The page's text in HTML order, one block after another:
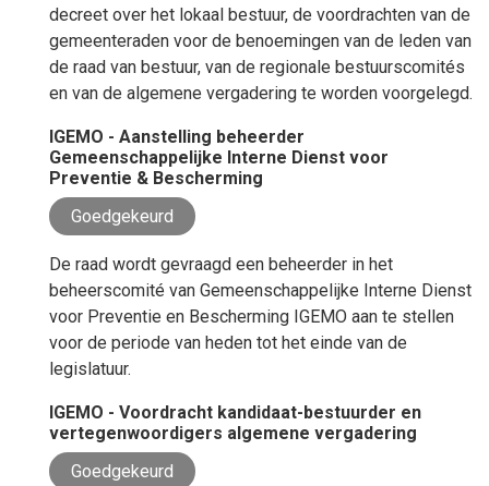
decreet over het lokaal bestuur, de voordrachten van de
gemeenteraden voor de benoemingen van de leden van
de raad van bestuur, van de regionale bestuurscomités
en van de algemene vergadering te worden voorgelegd.
IGEMO - Aanstelling beheerder
Gemeenschappelijke Interne Dienst voor
Preventie & Bescherming
Goedgekeurd
De raad wordt gevraagd een beheerder in het
beheerscomité van Gemeenschappelijke Interne Dienst
voor Preventie en Bescherming IGEMO aan te stellen
voor de periode van heden tot het einde van de
legislatuur.
IGEMO - Voordracht kandidaat-bestuurder en
vertegenwoordigers algemene vergadering
Goedgekeurd